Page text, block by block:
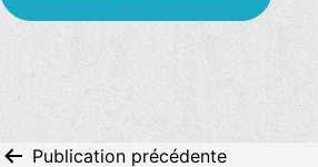
Publication précédente